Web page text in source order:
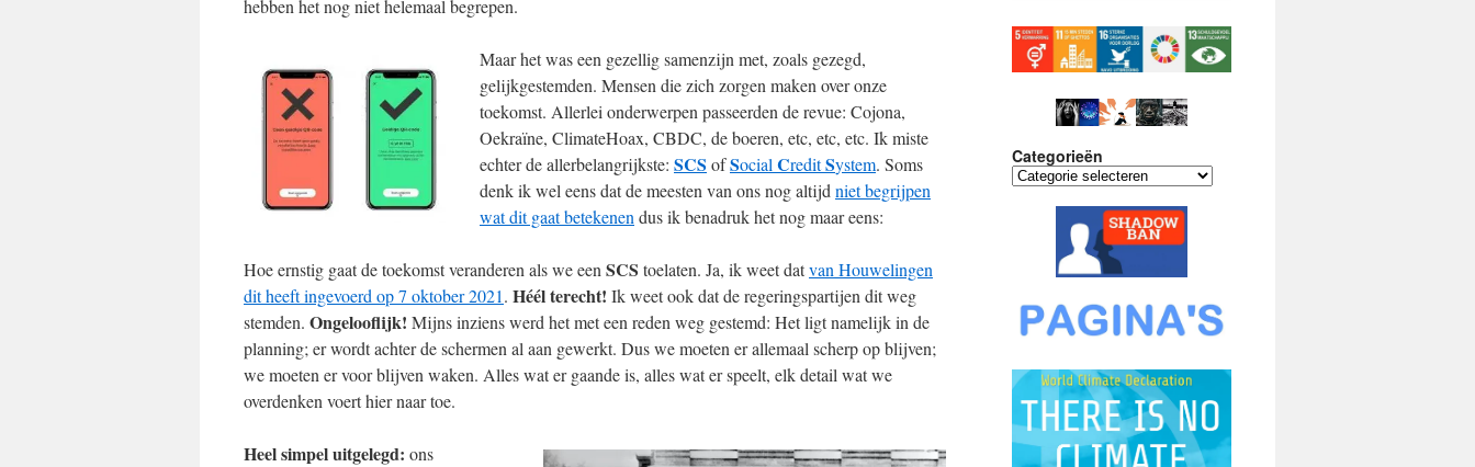
hebben het nog niet helemaal begrepen.
Maar het was een gezellig samenzijn met, zoals gezegd,
gelijkgestemden. Mensen die zich zorgen maken over onze
toekomst. Allerlei onderwerpen passeerden de revue: Cojona,
Oekraïne, ClimateHoax, CBDC, de boeren, etc, etc, etc. Ik miste
echter de allerbelangrijkste: SCS ofSocial CreditSystem. Soms
denk ik wel eens dat de meesten van ons nog altijd niet begrijpen
wat dit gaat betekenen dus ik benadruk het nog maar eens:
Hoe ernstig gaat de toekomst veranderen als we een SCS toelaten. Ja, ik weet datvan Houwelingen
dit heeft ingevoerd op 7 oktober 2021. Héél terecht! Ik weet ook dat de regeringspartijen dit weg
stemden. Ongelooflijk! Mijns inziens werd het met een reden weg gestemd: Het ligt namelijk in de
planning; er wordt achter de schermen al aan gewerkt. Dus we moeten er allemaal scherp op blijven;
we moeten er voor blijven waken. Alles wat er gaande is, alles wat er speelt, elk detail wat we
overdenken voert hier naar toe.
Heel simpel uitgelegd: ons
Categorieën
Categorieën